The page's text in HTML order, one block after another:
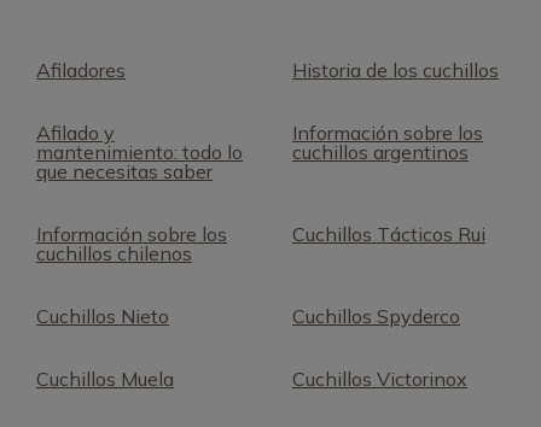
Afiladores Historia de los cuchillos
Afilado y
mantenimiento: todo lo
que necesitas saber
Información sobre los
cuchillos argentinos
Información sobre los
cuchillos chilenos
Cuchillos Tácticos Rui
Cuchillos Nieto Cuchillos Spyderco
Cuchillos Muela Cuchillos Victorinox